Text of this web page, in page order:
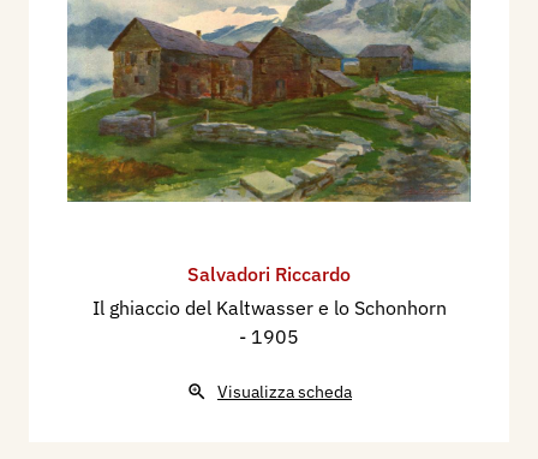
Salvadori Riccardo
Il ghiaccio del Kaltwasser e lo Schonhorn
- 1905
Visualizza scheda